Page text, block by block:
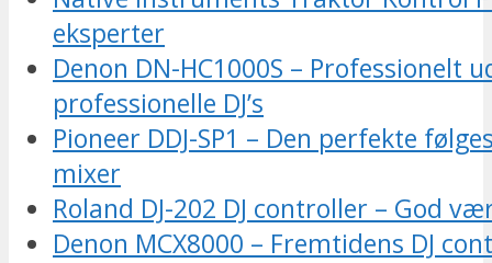
eksperter
Denon DN-HC1000S – Professionelt
professionelle DJ’s
Pioneer DDJ-SP1 – Den perfekte
mixer
Roland DJ-202 DJ controller – God
Denon MCX8000 – Fremtidens DJ